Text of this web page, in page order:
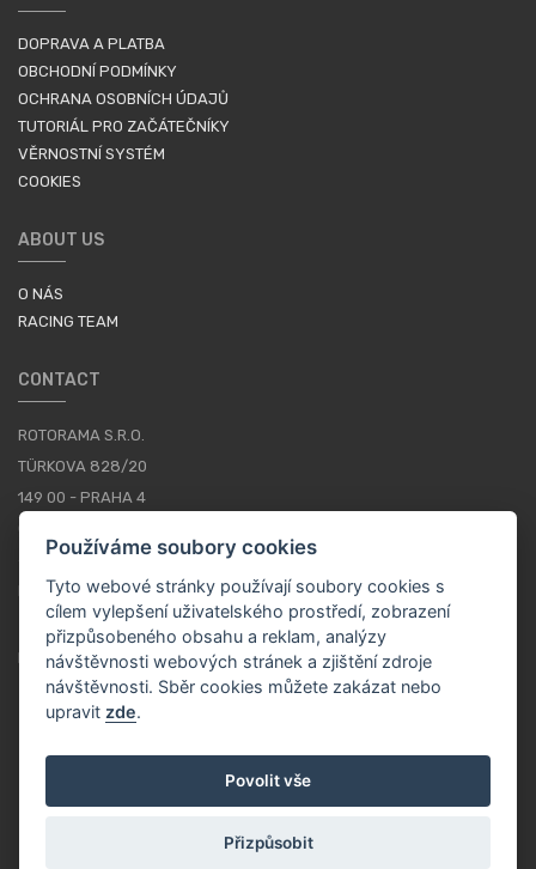
DOPRAVA A PLATBA
OBCHODNÍ PODMÍNKY
OCHRANA OSOBNÍCH ÚDAJŮ
TUTORIÁL PRO ZAČÁTEČNÍKY
VĚRNOSTNÍ SYSTÉM
COOKIES
ABOUT US
O NÁS
RACING TEAM
CONTACT
ROTORAMA S.R.O.
TÜRKOVA 828/20
149 00 - PRAHA 4
+420 252 252 098
PROVOZNÍ DOBA: PONDĚLÍ - PÁTEK, 10-16
KONTAKTY
Používáme soubory cookies
Tyto webové stránky používají soubory cookies s
cílem vylepšení uživatelského prostředí, zobrazení
přizpůsobeného obsahu a reklam, analýzy
návštěvnosti webových stránek a zjištění zdroje
návštěvnosti. Sběr cookies můžete zakázat nebo
upravit zde.
Povolit vše
Přizpůsobit